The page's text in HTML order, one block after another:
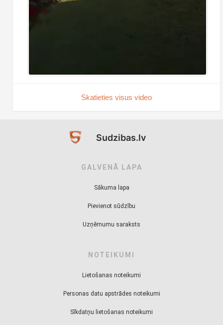
Skatieties visus video
Sudzibas.lv
GALVENĀ LAPA
Sākuma lapa
Pievienot sūdzību
Uzņēmumu saraksts
NOTEIKUMI
Lietošanas noteikumi
Personas datu apstrādes noteikumi
Sīkdatņu lietošanas noteikumi